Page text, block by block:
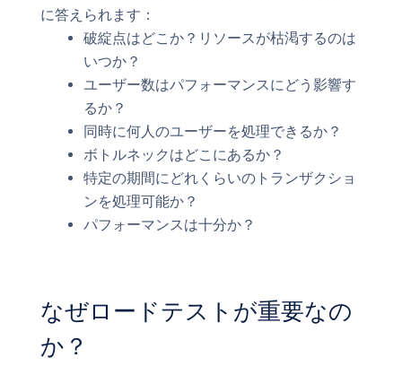
に答えられます：
破綻点はどこか？リソースが枯渇するのは
いつか？
ユーザー数はパフォーマンスにどう影響す
るか？
同時に何人のユーザーを処理できるか？
ボトルネックはどこにあるか？
特定の期間にどれくらいのトランザクショ
ンを処理可能か？
パフォーマンスは十分か？
なぜロードテストが重要なの
か？